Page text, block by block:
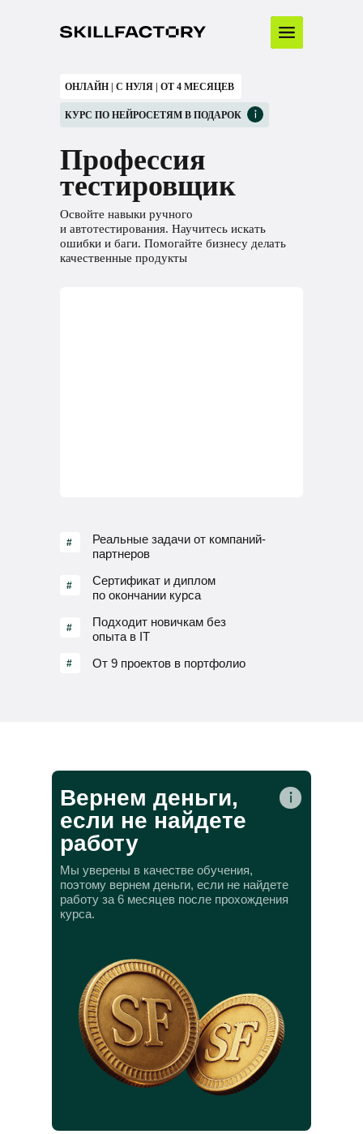
ОНЛАЙН | С НУЛЯ | ОТ 4 МЕСЯЦЕВ
Профессия
тестировщик
Освойте навыки ручного
и автотестирования. Научитесь искать
ошибки и баги. Помогайте бизнесу делать
качественные продукты
КУРС ПО НЕЙРОСЕТЯМ В ПОДАРОК
#
Реальные задачи от компаний-
партнеров
#
Сертификат и диплом
по окончании курса
#
Подходит новичкам без
опыта в IT
# От 9 проектов в портфолио
Вернем деньги,
если не найдете
работу
Мы уверены в качестве обучения,
поэтому вернем деньги, если не найдете
работу за 6 месяцев после прохождения
курса.